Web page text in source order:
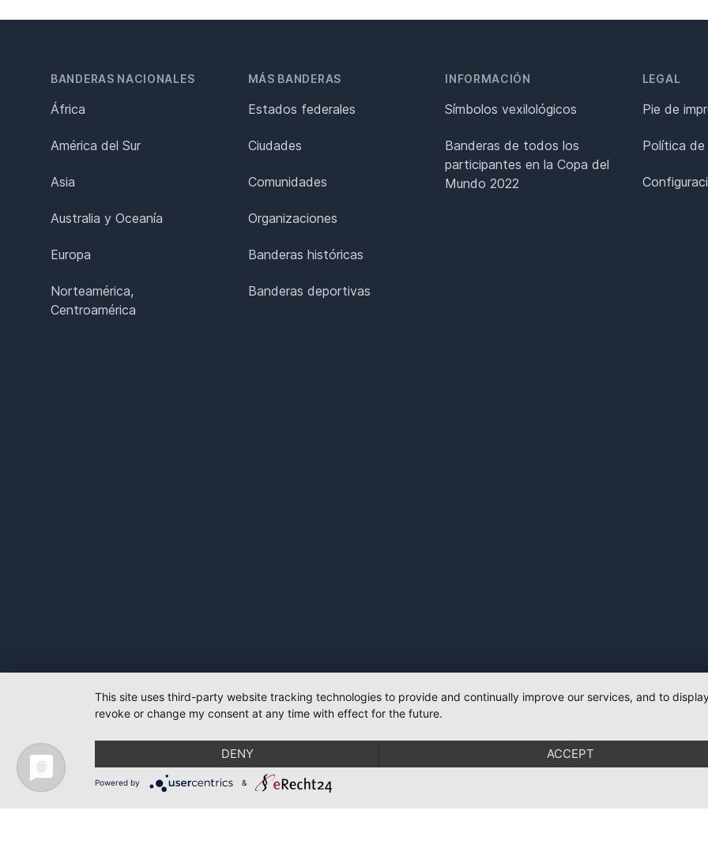
BANDERAS NACIONALES
África
América del Sur
Asia
Australia y Oceanía
Europa
Norteamérica,
Centroamérica
MÁS BANDERAS
Estados federales
Ciudades
Comunidades
Organizaciones
Banderas históricas
Banderas deportivas
INFORMACIÓN
Símbolos vexilológicos
Banderas de todos los
participantes en la Copa del
Mundo 2022
LEGAL
Pie de
Política de
This site uses third-party website tracking technologies to provide and continually improve our services, and to
revoke or change my consent at any time with effect for the future.
DENY ACCEPT
Powered by &